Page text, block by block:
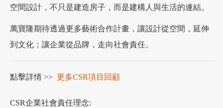
空間設計，不只是建造房子，而是建構人與生活的連結。
萬寶隆期待透過更多藝術合作計畫，讓設計從空間，延伸
到文化；讓企業從品牌，走向社會責任。
點擊詳情 >> 更多CSR項目回顧
CSR企業社會責任理念: